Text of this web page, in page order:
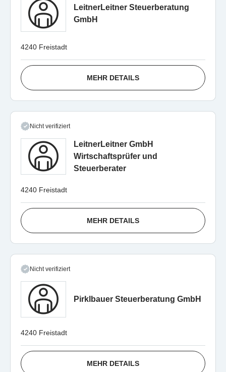
LeitnerLeitner Steuerberatung
GmbH
4240 Freistadt
MEHR DETAILS
Nicht verifiziert
LeitnerLeitner GmbH
Wirtschaftsprüfer und
Steuerberater
4240 Freistadt
MEHR DETAILS
Nicht verifiziert
Pirklbauer Steuerberatung GmbH
4240 Freistadt
MEHR DETAILS